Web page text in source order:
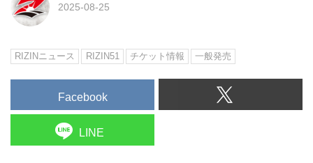
2025-08-25
RIZINニュース RIZIN51 チケット情報 一般発売
Facebook
LINE